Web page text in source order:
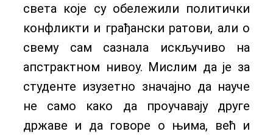
света које су обележили политички
конфликти и грађански ратови, али о
свему сам сазнала искључиво на
апстрактном нивоу. Мислим да је за
студенте изузетно значајно да науче
не само како да проучавају друге
државе и да говоре о њима, већ и